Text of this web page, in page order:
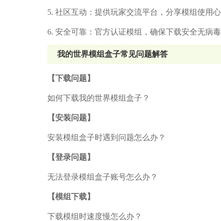
5. 社区互动：提供玩家交流平台，分享模组使用心
6. 安全可靠：官方认证模组，确保下载安全无病毒
我的世界模组盒子常见问题解答
【下载问题】
如何下载我的世界模组盒子？
【安装问题】
安装模组盒子时遇到问题怎么办？
【登录问题】
无法登录模组盒子账号怎么办？
【模组下载】
下载模组时速度慢怎么办？